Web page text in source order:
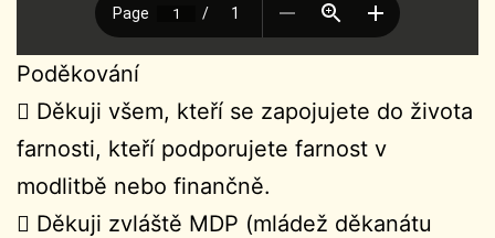
Poděkování
 Děkuji všem, kteří se zapojujete do života
farnosti, kteří podporujete farnost v
modlitbě nebo finančně.
 Děkuji zvláště MDP (mládež děkanátu